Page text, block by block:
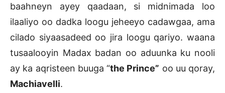
baahneyn ayey qaadaan, si midnimada loo
ilaaliyo oo dadka loogu jeheeyo cadawgaa, ama
cilado siyaasadeed oo jira loogu qariyo. waana
tusaalooyin Madax badan oo aduunka ku nooli
ay ka aqristeen buuga “the Prince” oo uu qoray,
Machiavelli.